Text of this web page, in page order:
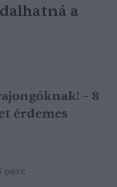
a
– 8
érdemes
perc